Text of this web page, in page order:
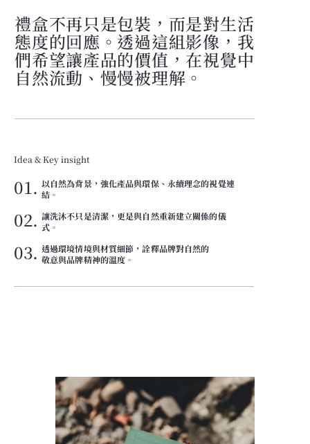
禮盒不再只是包裝，而是對生活
態度的回應。透過這組影像，我
們希望讓產品的價值，在視覺中
自然流動、慢慢被理解。
Idea & Key insight
01. 以自然為背景，強化產品與環保、永續理念的視覺連
結。
02. 讓洗沐不只是清潔，更是與自然重新建立關係的儀
式。
03. 透過環境情境與材質細節，詮釋品牌對自然的
敬意與品牌精神的溫度。